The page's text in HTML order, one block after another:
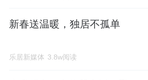
新春送温暖，独居不孤单
乐居新媒体 3.8w阅读